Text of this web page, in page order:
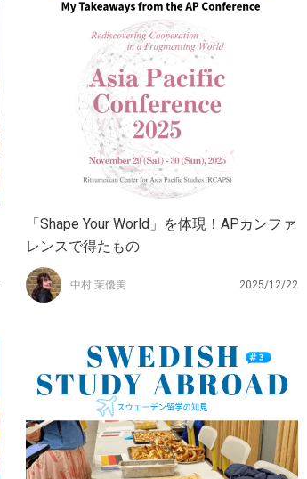
「Shape Your World」を体現！APカンファ
レンスで得たもの
中村 茉優美 2025/12/22